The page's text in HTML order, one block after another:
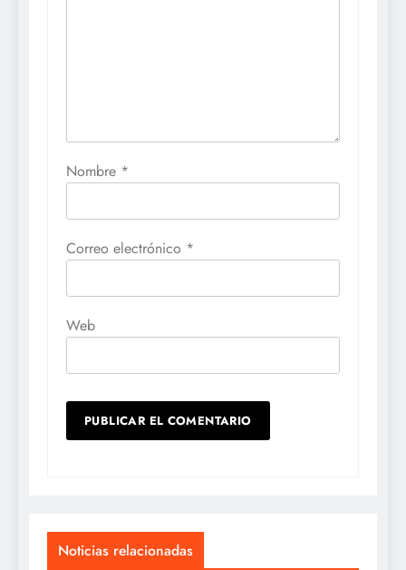
Nombre *
Correo electrónico *
Web
Noticias relacionadas